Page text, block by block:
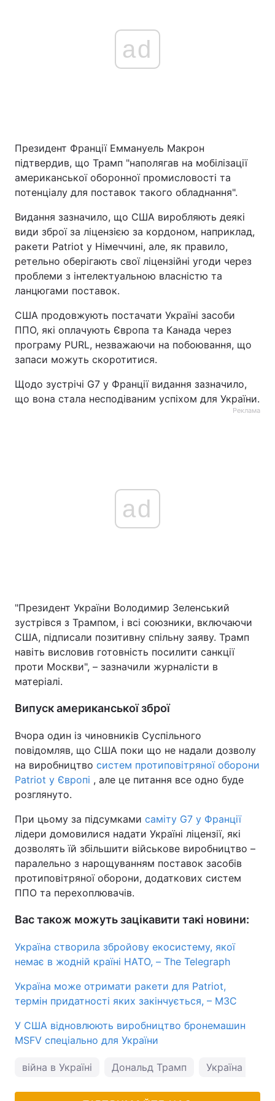
ad
Президент Франції Еммануель Макрон
підтвердив, що Трамп "наполягав на мобілізації
американської оборонної промисловості та
потенціалу для поставок такого обладнання".
Видання зазначило, що США виробляють деякі
види зброї за ліцензією за кордоном, наприклад,
ракети Patriot у Німеччині, але, як правило,
ретельно оберігають свої ліцензійні угоди через
проблеми з інтелектуальною власністю та
ланцюгами поставок.
США продовжують постачати Україні засоби
ППО, які оплачують Європа та Канада через
програму PURL, незважаючи на побоювання, що
запаси можуть скоротитися.
Щодо зустрічі G7 у Франції видання зазначило,
що вона стала несподіваним успіхом для України.
Реклама
ad
"Президент України Володимир Зеленський
зустрівся з Трампом, і всі союзники, включаючи
США, підписали позитивну спільну заяву. Трамп
навіть висловив готовність посилити санкції
проти Москви", – зазначили журналісти в
матеріалі.
Випуск американської зброї
Вчора один із чиновників Суспільного
повідомляв, що США поки що не надали дозволу
на виробництво систем протиповітряної оборони
Patriot у Європі , але це питання все одно буде
розглянуто.
При цьому за підсумками саміту G7 у Франції
лідери домовилися надати Україні ліцензії, які
дозволять їй збільшити військове виробництво –
паралельно з нарощуванням поставок засобів
протиповітряної оборони, додаткових систем
ППО та перехоплювачів.
Вас також можуть зацікавити такі новини:
Україна створила збройову екосистему, якої
немає в жодній країні НАТО, – The Telegraph
Україна може отримати ракети для Patriot,
термін придатності яких закінчується, – МЗС
У США відновлюють виробництво бронемашин
MSFV спеціально для України
війна в Україні Дональд Трамп Україна і США